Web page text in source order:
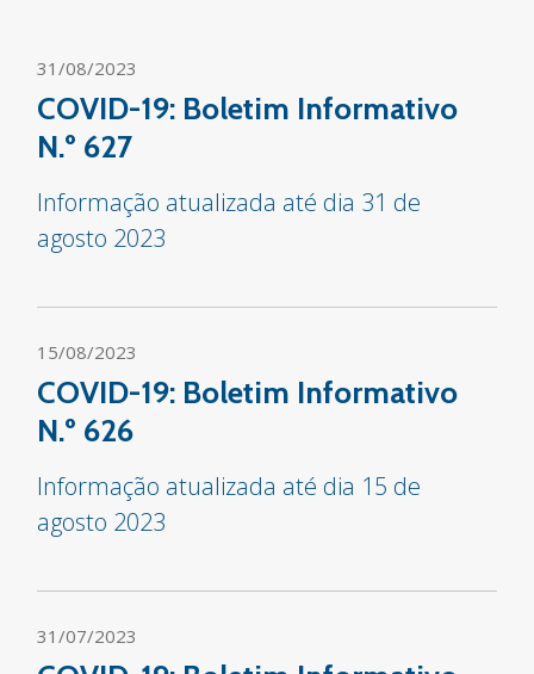
31/08/2023
COVID-19: Boletim Informativo
N.º 627
Informação atualizada até dia 31 de
agosto 2023
15/08/2023
COVID-19: Boletim Informativo
N.º 626
Informação atualizada até dia 15 de
agosto 2023
31/07/2023